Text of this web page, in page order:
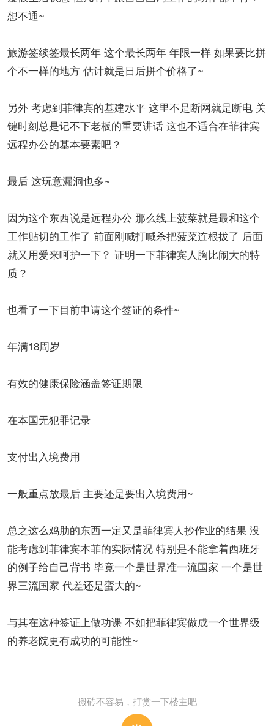
想不通~
旅游签续签最长两年 这个最长两年 年限一样 如果要比拼
个不一样的地方 估计就是日后拼个价格了~
另外 考虑到菲律宾的基建水平 这里不是断网就是断电 关
键时刻总是记不下老板的重要讲话 这也不适合在菲律宾
远程办公的基本要素吧？
最后 这玩意漏洞也多~
因为这个东西说是远程办公 那么线上菠菜就是最和这个
工作贴切的工作了 前面刚喊打喊杀把菠菜连根拔了 后面
就又用爱来呵护一下？ 证明一下菲律宾人胸比闹大的特
质？
也看了一下目前申请这个签证的条件~
年满18周岁
有效的健康保险涵盖签证期限
在本国无犯罪记录
支付出入境费用
一般重点放最后 主要还是要出入境费用~
总之这么鸡肋的东西一定又是菲律宾人抄作业的结果 没
能考虑到菲律宾本菲的实际情况 特别是不能拿着西班牙
的例子给自己背书 毕竟一个是世界准一流国家 一个是世
界三流国家 代差还是蛮大的~
与其在这种签证上做功课 不如把菲律宾做成一个世界级
的养老院更有成功的可能性~
搬砖不容易，打赏一下楼主吧